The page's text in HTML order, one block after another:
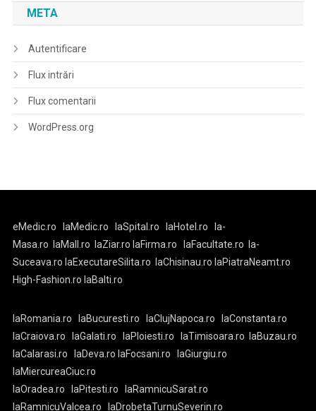
META
Autentificare
Flux intrări
Flux comentarii
WordPress.org
eMedic.ro laMedic.ro laSpital.ro laHotel.ro
la-
Masa.ro
laMall.ro laZiar.ro laFirma.ro laFacultate.ro
la-
Suceava.ro laExecutareSilita.ro laChisinau.ro laPiatraNeamt.ro
High-Fashion.ro laBalti.ro
laRomania.ro laBucuresti.ro laClujNapoca.ro
laConstanta.ro
laCraiova.ro
laGalati.ro laPloiesti.ro laTimisoara.ro
laBuzau.ro
laCalarasi.ro
laDeva.ro laFocsani.ro
laGiurgiu.ro
laMiercureaCiuc.ro
laOradea.ro
laPitesti.ro
laRamnicuSarat.ro
laRamnicuValcea.ro
laDrobetaTurnuSeverin.ro